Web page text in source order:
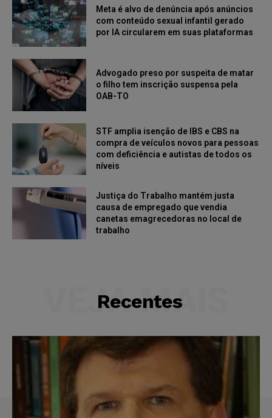
Meta é alvo de denúncia após anúncios
com conteúdo sexual infantil gerado
por IA circularem em suas plataformas
Advogado preso por suspeita de matar
o filho tem inscrição suspensa pela
OAB-TO
STF amplia isenção de IBS e CBS na
compra de veículos novos para pessoas
com deficiência e autistas de todos os
níveis
Justiça do Trabalho mantém justa
causa de empregado que vendia
canetas emagrecedoras no local de
trabalho
Recentes
VEJA MAIS